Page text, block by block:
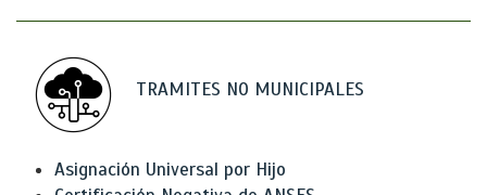
TRAMITES NO MUNICIPALES
Asignación Universal por Hijo